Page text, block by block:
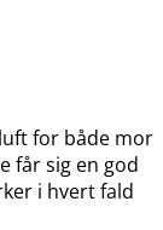
for både mor
får sig en god
i hvert fald